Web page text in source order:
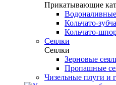
Прикатывающие
Кольчато-
Кольчато-
Сеялки
Сеялки
Зерновые
Пропашные
Чизельные плуги и